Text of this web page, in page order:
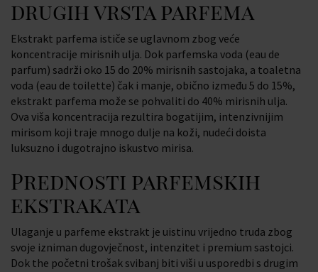
drugih vrsta parfema
Ekstrakt parfema ističe se uglavnom zbog veće
koncentracije mirisnih ulja. Dok parfemska voda (eau de
parfum) sadrži oko 15 do 20% mirisnih sastojaka, a toaletna
voda (eau de toilette) čak i manje, obično između 5 do 15%,
ekstrakt parfema može se pohvaliti do 40% mirisnih ulja.
Ova viša koncentracija rezultira bogatijim, intenzivnijim
mirisom koji traje mnogo dulje na koži, nudeći doista
luksuzno i dugotrajno iskustvo mirisa.
Prednosti parfemskih
ekstrakata
Ulaganje u parfeme ekstrakt je uistinu vrijedno truda zbog
svoje​ izniman dugovječnost, intenzitet i premium sastojci.
Dok the početni trošak svibanj biti viši u usporedbi s drugim